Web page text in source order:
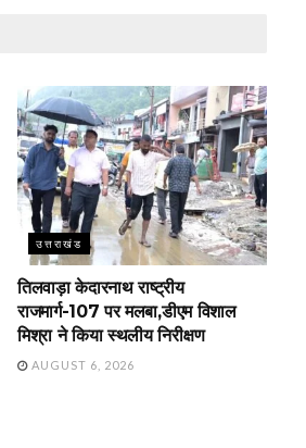
उत्तराखंड
तिलवाड़ा केदारनाथ राष्ट्रीय
राजमार्ग-107 पर मलबा,डीएम विशाल
मिश्रा ने किया स्थलीय निरीक्षण
AUGUST 6, 2026